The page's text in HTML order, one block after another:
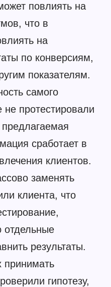
повлиять на
что в
на
по конверсиям,
показателям.
самого
протестировали
сработает в
клиентов.
заменять
клиента, что
отдельные
результаты.
принимать
гипотезу,